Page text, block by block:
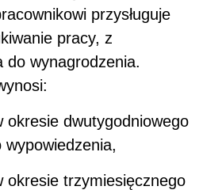
przysługuje
pracy, z
do wynagrodzenia.
okresie dwutygodniowego
okresie trzymiesięcznego